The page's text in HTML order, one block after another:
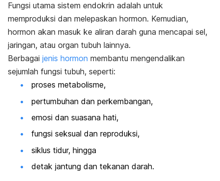
Fungsi utama sistem endokrin adalah untuk
memproduksi dan melepaskan hormon. Kemudian,
hormon akan masuk ke aliran darah guna mencapai sel,
jaringan, atau organ tubuh lainnya.
Berbagai jenis hormon membantu mengendalikan
sejumlah fungsi tubuh, seperti:
proses metabolisme,
pertumbuhan dan perkembangan,
emosi dan suasana hati,
fungsi seksual dan reproduksi,
siklus tidur, hingga
detak jantung dan tekanan darah.